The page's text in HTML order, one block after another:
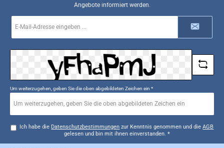
Angebote informiert werden.
Mail-
*
Um weiterzugehen, geben Sie die oben abgebildeten Zeichen ein *
Ich habe die Datenschutzbestimmungen zur Kenntnis genommen und dieAGB
gelesen und bin mit ihnen einverstanden. *